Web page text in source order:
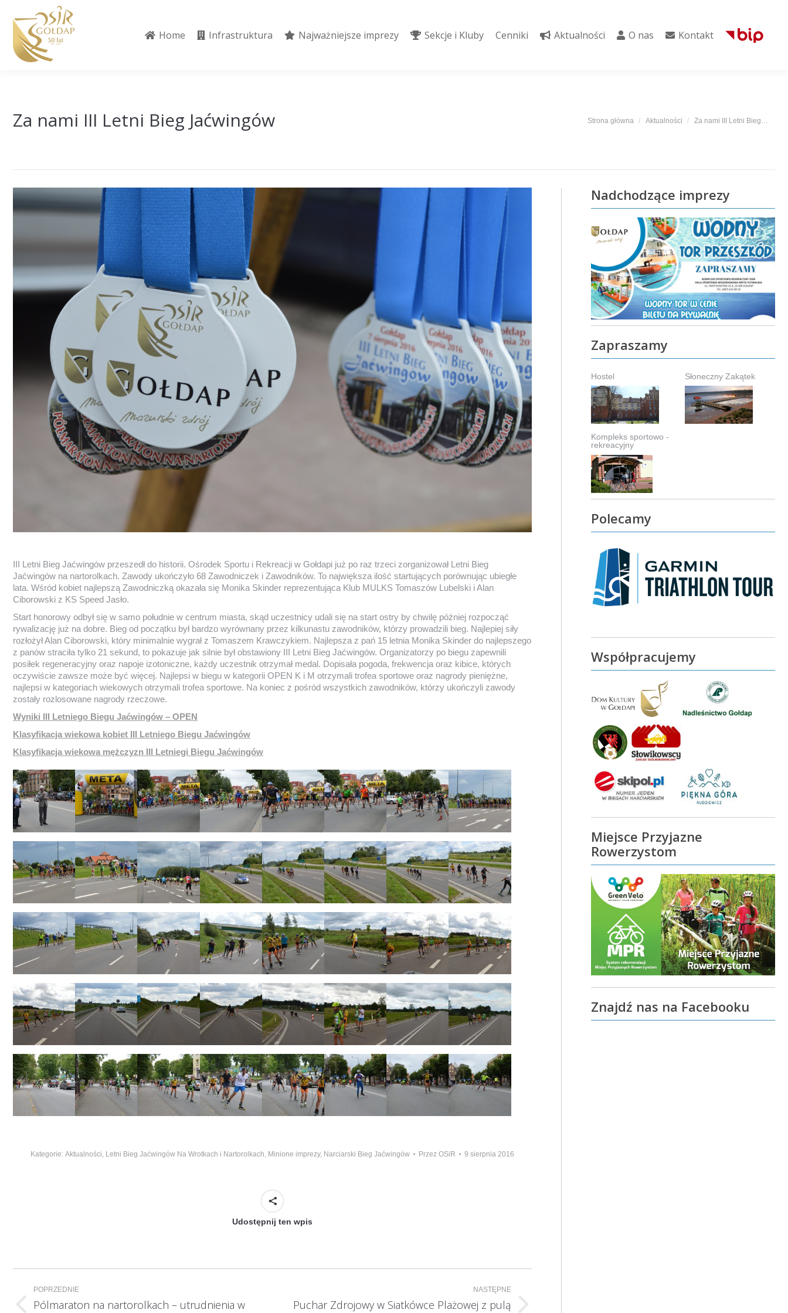
Home Infrastruktura Najważniejsze imprezy Sekcje i Kluby Cenniki Aktualności O nas Kontakt
Za nami III Letni Bieg Jaćwingów Jesteś tutaj:
Strona główna Aktualności Za nami III Letni Bieg…
III Letni Bieg Jaćwingów przeszedł do historii. Ośrodek Sportu i Rekreacji w Gołdapi już po raz trzeci zorganizował Letni Bieg
Jaćwingów na nartorolkach. Zawody ukończyło 68 Zawodniczek i Zawodników. To największa ilość startujących porównując ubiegłe
lata. Wśród kobiet najlepszą Zawodniczką okazała się Monika Skinder reprezentująca Klub MULKS Tomaszów Lubelski i Alan
Ciborowski z KS Speed Jasło.
Start honorowy odbył się w samo południe w centrum miasta, skąd uczestnicy udali się na start ostry by chwilę później rozpocząć
rywalizację już na dobre. Bieg od początku był bardzo wyrównany przez kilkunastu zawodników, którzy prowadzili bieg. Najlepiej siły
rozłożył Alan Ciborowski, który minimalnie wygrał z Tomaszem Krawczykiem. Najlepsza z pań 15 letnia Monika Skinder do najlepszego
z panów straciła tylko 21 sekund, to pokazuje jak silnie był obstawiony III Letni Bieg Jaćwingów. Organizatorzy po biegu zapewnili
posiłek regeneracyjny oraz napoje izotoniczne, każdy uczestnik otrzymał medal. Dopisała pogoda, frekwencja oraz kibice, których
oczywiście zawsze może być więcej. Najlepsi w biegu w kategorii OPEN K i M otrzymali trofea sportowe oraz nagrody pieniężne,
najlepsi w kategoriach wiekowych otrzymali trofea sportowe. Na koniec z pośród wszystkich zawodników, którzy ukończyli zawody
zostały rozlosowane nagrody rzeczowe.
Wyniki III Letniego Biegu Jaćwingów – OPEN
Klasyfikacja wiekowa kobiet III Letniego Biegu Jaćwingów
Klasyfikacja wiekowa mężczyzn III Letniegi Biegu Jaćwingów
Kategorie: Aktualności, Letni Bieg Jaćwingów Na Wrotkach i Nartorolkach, Minione imprezy, Narciarski Bieg Jaćwingów Przez OSiR 9 sierpnia 2016
Udostępnij ten wpis
Nawigacja
wpisów
POPRZEDNIE
Poprzedni
Pólmaraton na nartorolkach – utrudnienia w
NASTĘPNE
Następny
Puchar Zdrojowy w Siatkówce Plażowej z pulą
Nadchodzące imprezy
Zapraszamy
Hostel Słoneczny Zakątek
Kompleks sportowo -
rekreacyjny
Polecamy
Współpracujemy
Miejsce Przyjazne
Rowerzystom
Znajdź nas na Facebooku
Home Infrastruktura Najważniejsze imprezy Sekcje i Kluby Cenniki Aktualności O nas Kontakt